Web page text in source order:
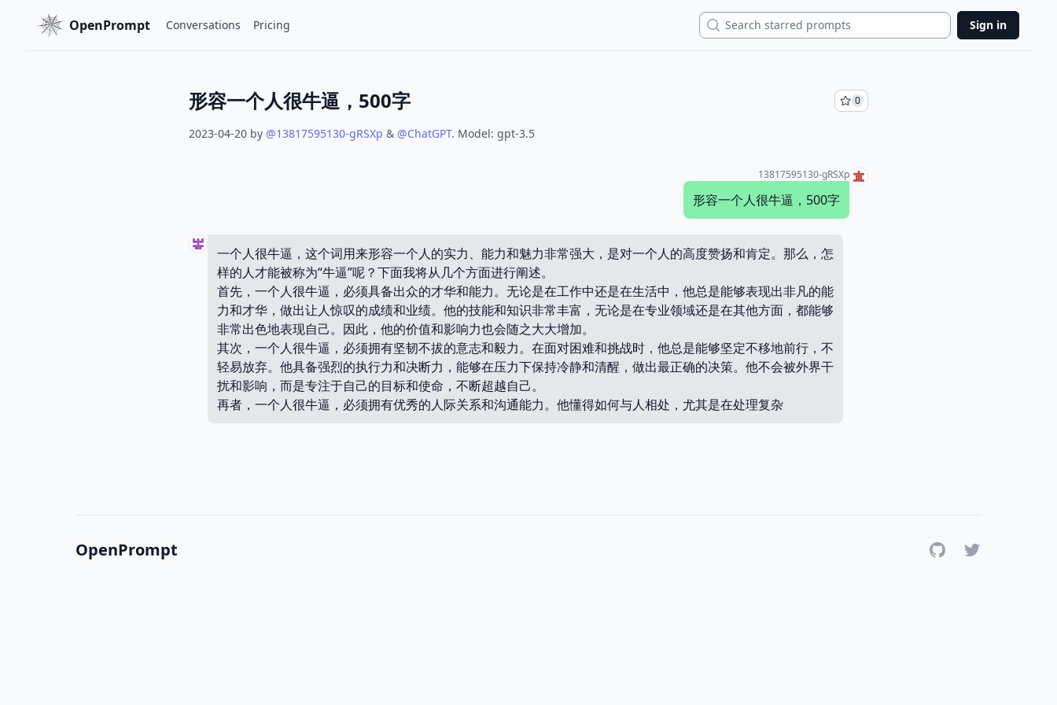
OpenPrompt Conversations Pricing Search Sign in
形容一个人很牛逼，500字 0
2023-04-20 by @13817595130-gRSXp & @ChatGPT. Model: gpt-3.5
13817595130-gRSXp
形容一个人很牛逼，500字
一个人很牛逼，这个词用来形容一个人的实力、能力和魅力非常强大，是对一个人的高度赞扬和肯定。那么，怎
样的人才能被称为“牛逼”呢？下面我将从几个方面进行阐述。
首先，一个人很牛逼，必须具备出众的才华和能力。无论是在工作中还是在生活中，他总是能够表现出非凡的能
力和才华，做出让人惊叹的成绩和业绩。他的技能和知识非常丰富，无论是在专业领域还是在其他方面，都能够
非常出色地表现自己。因此，他的价值和影响力也会随之大大增加。
其次，一个人很牛逼，必须拥有坚韧不拔的意志和毅力。在面对困难和挑战时，他总是能够坚定不移地前行，不
轻易放弃。他具备强烈的执行力和决断力，能够在压力下保持冷静和清醒，做出最正确的决策。他不会被外界干
扰和影响，而是专注于自己的目标和使命，不断超越自己。
再者，一个人很牛逼，必须拥有优秀的人际关系和沟通能力。他懂得如何与人相处，尤其是在处理复杂
OpenPrompt GitHubTwitter